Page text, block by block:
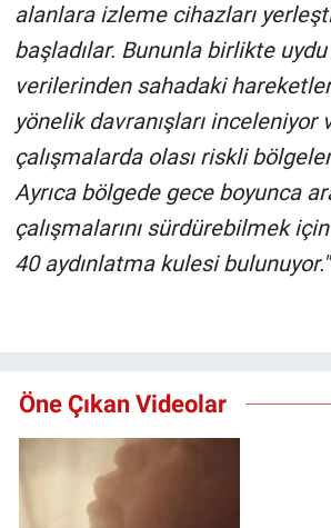
alanlara izleme cihazları
başladılar. Bununla birlikte
verilerinden sahadaki
yönelik davranışları inceleniyor
çalışmalarda olası riskli
Ayrıca bölgede gece boyunca
çalışmalarını sürdürebilmek
40 aydınlatma kulesi bulunuyor."
Öne Çıkan Videolar